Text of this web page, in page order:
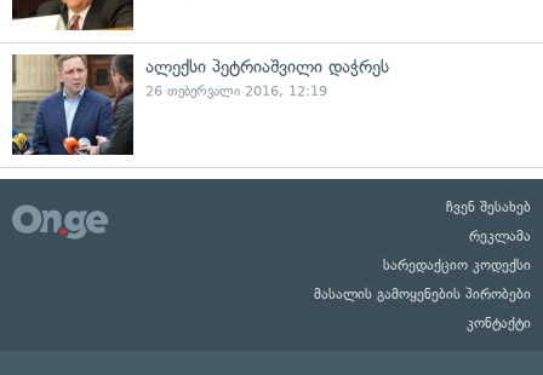
ალექსი პეტრიაშვილი დაჭრეს
26 თებერვალი 2016, 12:19
ჩვენ შესახებ
რეკლამა
სარედაქციო კოდექსი
მასალის გამოყენების პირობები
კონტაქტი